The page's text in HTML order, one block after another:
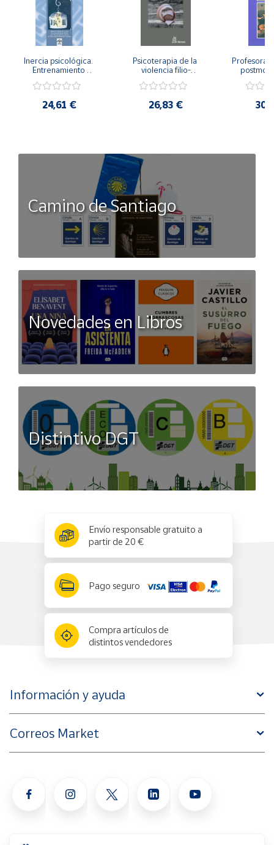
Inercia psicológica.
Entrenamiento
Igualdad de Género.
24,61 €
Psicoterapia de la
violencia filio-
secreto y la
26,83 €
Camino de Santiago
Novedades en Libros
Distintivo DGT
Envío responsable gratuito a
partir de 20 €
Pago seguro
Compra artículos de
distintos vendedores
Información y ayuda
Correos Market